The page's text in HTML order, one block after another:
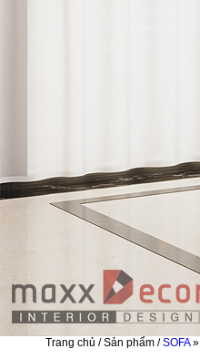
Trang chủ / Sản phẩm /SOFA»